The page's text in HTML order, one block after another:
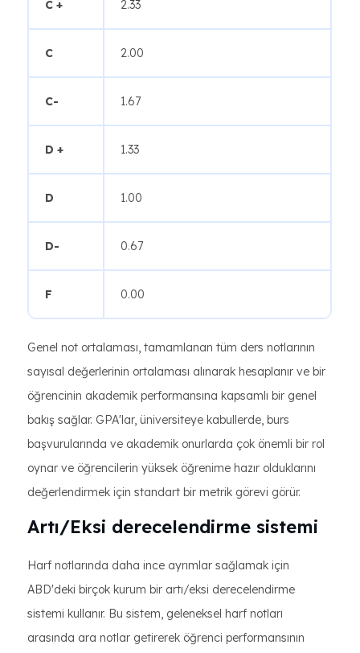
C + 2.33
C 2.00
C- 1.67
D + 1.33
D 1.00
D- 0.67
F 0.00
Genel not ortalaması, tamamlanan tüm ders notlarının
sayısal değerlerinin ortalaması alınarak hesaplanır ve bir
öğrencinin akademik performansına kapsamlı bir genel
bakış sağlar. GPA'lar, üniversiteye kabullerde, burs
başvurularında ve akademik onurlarda çok önemli bir rol
oynar ve öğrencilerin yüksek öğrenime hazır olduklarını
değerlendirmek için standart bir metrik görevi görür.
Artı/Eksi derecelendirme sistemi
Harf notlarında daha ince ayrımlar sağlamak için
ABD'deki birçok kurum bir artı/eksi derecelendirme
sistemi kullanır. Bu sistem, geleneksel harf notları
arasında ara notlar getirerek öğrenci performansının